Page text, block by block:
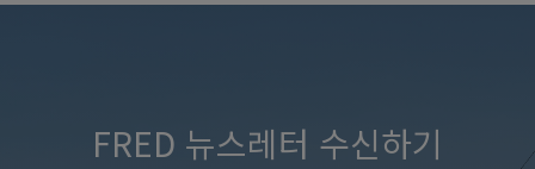
FRED 뉴스레터 수신하기